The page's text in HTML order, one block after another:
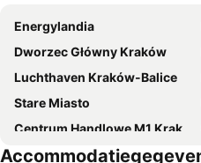
Energylandia
Dworzec Główny Kraków
Luchthaven Kraków-Balice
Stare Miasto
Centrum Handlowe M1 Kraków
Dębniki